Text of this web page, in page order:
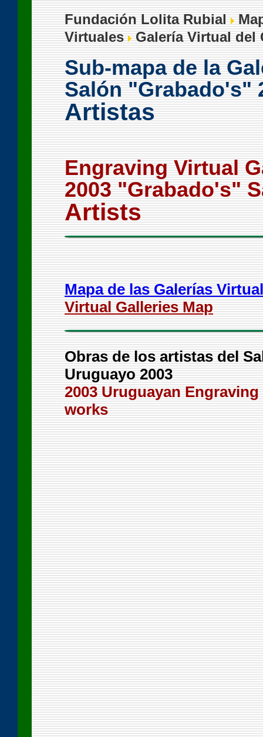
Fundación Lolita Rubial
Virtuales
Galería Virtual del
Sub-mapa de la
Salón "Grabado's"
Artistas
Engraving Virtual
2003 "Grabado's"
Artists
Mapa de las Galerías
Virtual Galleries Map
Obras de los artistas del
Uruguayo 2003
2003 Uruguayan
works